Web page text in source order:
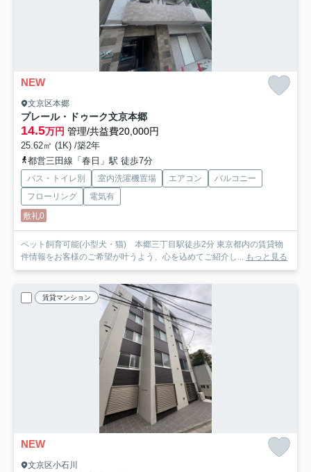
NEW
文京区本郷
プレール・ドゥーク文京本郷
14.5万円 管理/共益費20,000円
25.62㎡ (1K) /築2年
都営三田線「春日」駅 徒歩7分
バス・トイレ別 室内洗濯機置場 エアコン
バルコニー
フローリング
電気有
敷礼0
ペット飼育可能(小型犬・猫) 本郷三丁目駅徒歩2分 東京都内の賃貸物
件情報をお客様のご希望が叶うよう、心を込めてご紹介し... もっと見る
賃貸マンション
NEW
文京区小石川